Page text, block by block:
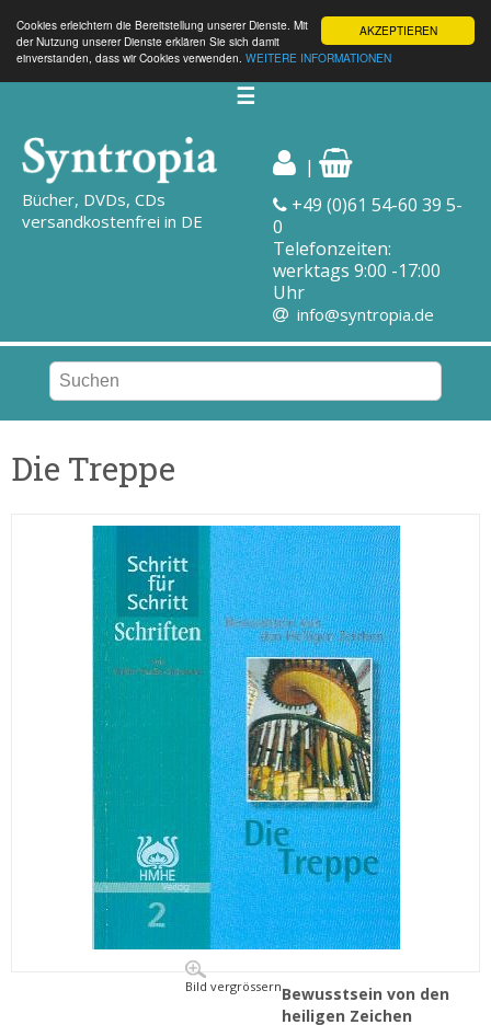
AKZEPTIEREN
Cookies erleichtern die Bereitstellung unserer Dienste. Mit
der Nutzung unserer Dienste erklären Sie sich damit
einverstanden, dass wir Cookies verwenden. WEITERE INFORMATIONEN
☰
Bücher, DVDs, CDs
versandkostenfrei in DE
|
+49 (0)61 54-60 39 5-
0
Telefonzeiten:
werktags 9:00 -17:00
Uhr
info@syntropia.de
Die Treppe
Bild vergrössernBewusstsein von den
heiligen Zeichen